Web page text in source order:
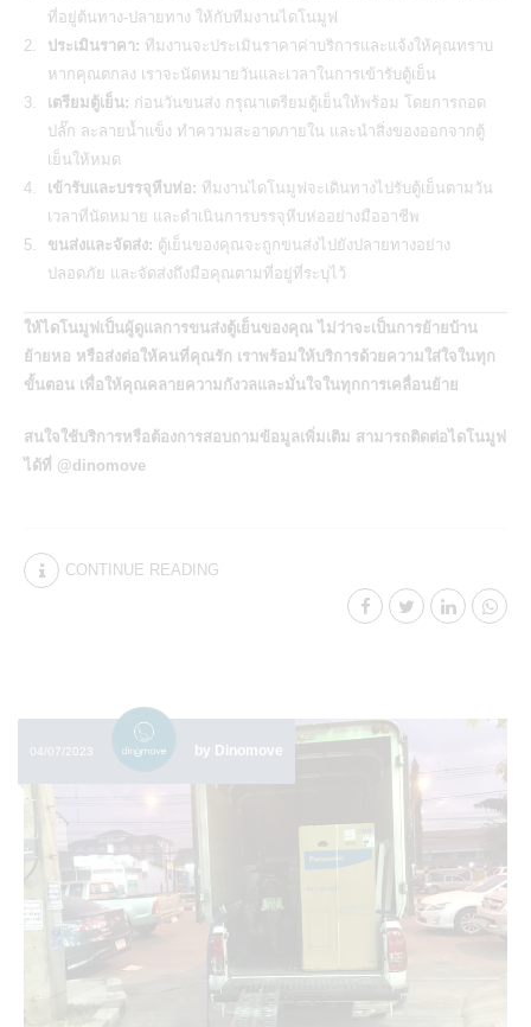
ที่อยู่ต้นทาง-ปลายทาง ให้กับทีมงานไดโนมูฟ
ประเมินราคา: ทีมงานจะประเมินราคาค่าบริการและแจ้งให้คุณทราบ
หากคุณตกลง เราจะนัดหมายวันและเวลาในการเข้ารับตู้เย็น
เตรียมตู้เย็น: ก่อนวันขนส่ง กรุณาเตรียมตู้เย็นให้พร้อม โดยการถอด
ปลั๊ก ละลายน้ำแข็ง ทำความสะอาดภายใน และนำสิ่งของออกจากตู้
เย็นให้หมด
เข้ารับและบรรจุหีบห่อ: ทีมงานไดโนมูฟจะเดินทางไปรับตู้เย็นตามวัน
เวลาที่นัดหมาย และดำเนินการบรรจุหีบห่ออย่างมืออาชีพ
ขนส่งและจัดส่ง: ตู้เย็นของคุณจะถูกขนส่งไปยังปลายทางอย่าง
ปลอดภัย และจัดส่งถึงมือคุณตามที่อยู่ที่ระบุไว้
ให้ไดโนมูฟเป็นผู้ดูแลการขนส่งตู้เย็นของคุณ ไม่ว่าจะเป็นการย้ายบ้าน
ย้ายหอ หรือส่งต่อให้คนที่คุณรัก เราพร้อมให้บริการด้วยความใส่ใจในทุก
ขั้นตอน เพื่อให้คุณคลายความกังวลและมั่นใจในทุกการเคลื่อนย้าย
สนใจใช้บริการหรือต้องการสอบถามข้อมูลเพิ่มเติม สามารถติดต่อไดโนมูฟ
ได้ที่ @dinomove
CONTINUE READING
04/07/2023 by Dinomove